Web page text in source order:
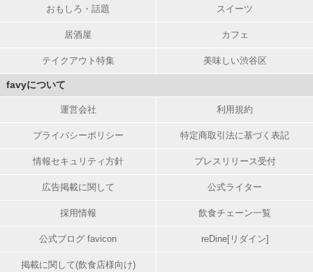
おもしろ・話題 スイーツ
居酒屋 カフェ
テイクアウト特集 美味しい渋谷区
favyについて
運営会社 利用規約
プライバシーポリシー 特定商取引法に基づく表記
情報セキュリティ方針 プレスリリース受付
広告掲載に関して 公式ライター
採用情報 飲食チェーン一覧
公式ブログ favicon reDine[リダイン]
掲載に関して(飲食店様向け)